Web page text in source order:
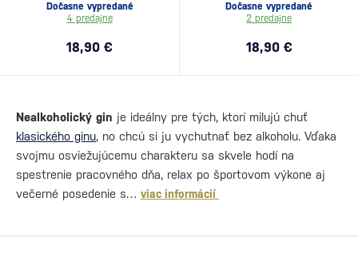
Dočasne vypredané
4 predajne
18,90 €
Dočasne vypredané
2 predajne
18,90 €
Nealkoholický gin je ideálny pre tých, ktorí milujú chuť
klasického ginu, no chcú si ju vychutnať bez alkoholu. Vďaka
svojmu osviežujúcemu charakteru sa skvele hodí na
spestrenie pracovného dňa, relax po športovom výkone aj
večerné posedenie s… viac informácií